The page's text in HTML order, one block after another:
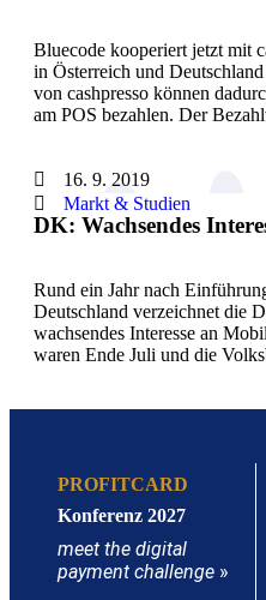
Bluecode kooperiert jetzt mit
in Österreich und
von cashpresso können
am POS bezahlen. Der
16. 9. 2019
Markt & Studien
DK: Wachsendes
Rund ein Jahr nach
Deutschland verzeichnet die
wachsendes Interesse an
waren Ende Juli und die
PROFITCARD
Konferenz 2027
meet the digital
payment challenge »